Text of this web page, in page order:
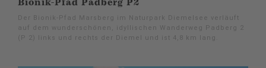
Bionik-Pfad Padberg P2
Der Bionik-Pfad Marsberg im Naturpark Diemelsee verläuft
auf dem wunderschönen, idyllischen Wanderweg Padberg 2
(P 2) links und rechts der Diemel und ist 4,8 km lang.